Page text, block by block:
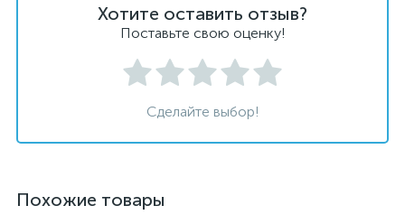
Хотите оставить отзыв?
Поставьте свою оценку!
Сделайте выбор!
Похожие товары